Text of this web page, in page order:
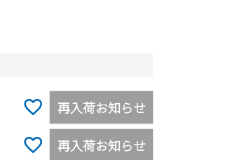
再入荷お知らせ
再入荷お知らせ